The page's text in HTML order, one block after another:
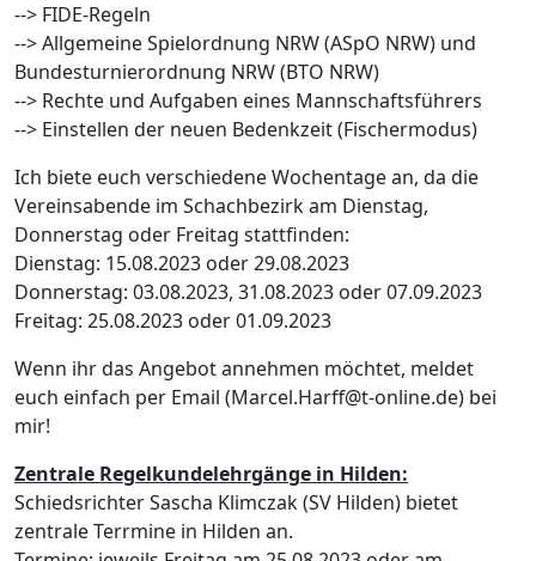
--> FIDE-Regeln
--> Allgemeine Spielordnung NRW (ASpO NRW) und
Bundesturnierordnung NRW (BTO NRW)
--> Rechte und Aufgaben eines Mannschaftsführers
--> Einstellen der neuen Bedenkzeit (Fischermodus)
Ich biete euch verschiedene Wochentage an, da die
Vereinsabende im Schachbezirk am Dienstag,
Donnerstag oder Freitag stattfinden:
Dienstag: 15.08.2023 oder 29.08.2023
Donnerstag: 03.08.2023, 31.08.2023 oder 07.09.2023
Freitag: 25.08.2023 oder 01.09.2023
Wenn ihr das Angebot annehmen möchtet, meldet
euch einfach per Email (Marcel.Harff@t-online.de) bei
mir!
Zentrale Regelkundelehrgänge in Hilden:
Schiedsrichter Sascha Klimczak (SV Hilden) bietet
zentrale Terrmine in Hilden an.